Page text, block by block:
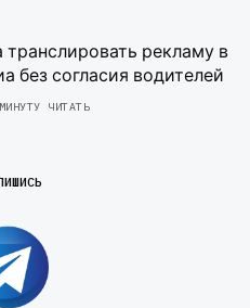
транслировать рекламу в
без согласия водителей
ЧИТАТЬ